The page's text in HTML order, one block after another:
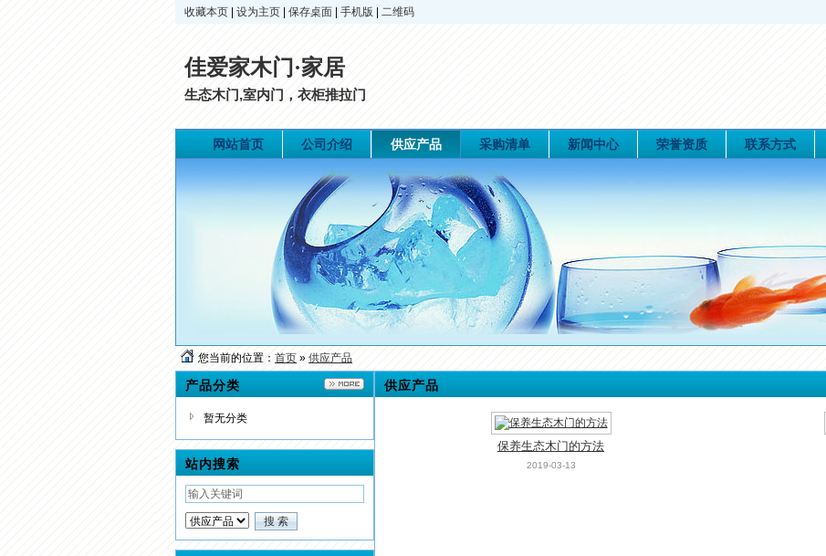
收藏本页 设为主页 保存桌面 手机版 二维码
佳爱家木门·家居
生态木门,室内门，衣柜推拉门
网站首页 公司介绍 供应产品 采购清单 新闻中心 荣誉资质 联系方式
您当前的位置： 首页 » 供应产品
产品分类
暂无分类
站内搜索
供应产品
保养生态木门的方法
2019-03-13